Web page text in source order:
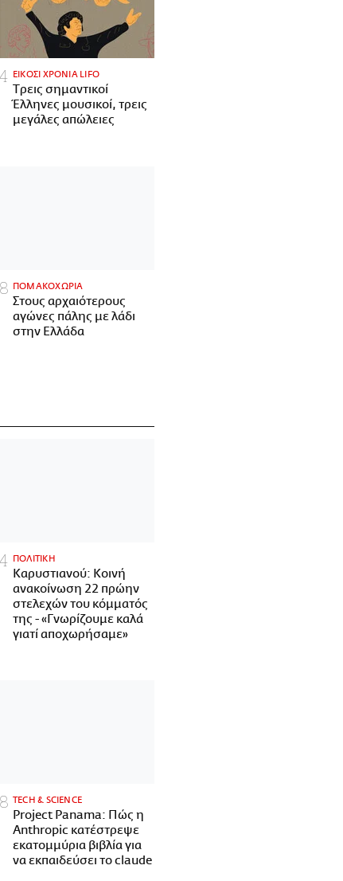
ΕΙΚΟΣΙ ΧΡΟΝΙΑ LIFO
Tρεις σημαντικοί
Έλληνες μουσικοί, τρεις
μεγάλες απώλειες
ΠΟΜΑΚΟΧΩΡΙΑ
Στους αρχαιότερους
αγώνες πάλης με λάδι
στην Ελλάδα
ΠΟΛΙΤΙΚΗ
Καρυστιανού: Κοινή
ανακοίνωση 22 πρώην
στελεχών του κόμματός
της - «Γνωρίζουμε καλά
γιατί αποχωρήσαμε»
ΤECH & SCIENCE
Project Panama: Πώς η
Anthropic κατέστρεψε
εκατομμύρια βιβλία για
να εκπαιδεύσει το claude